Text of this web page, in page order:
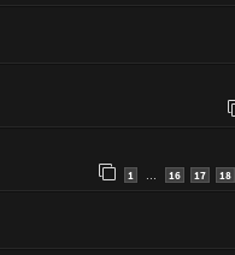
1 16 17 18